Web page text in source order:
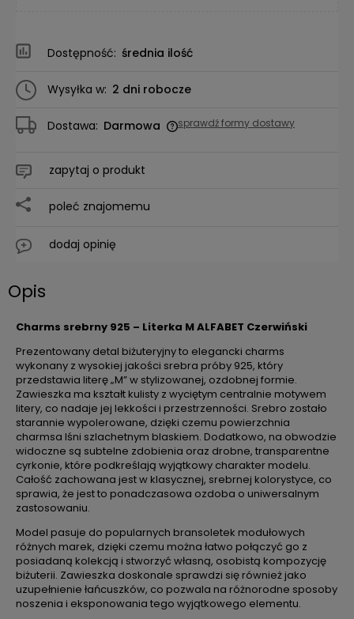
Dostępność: średnia ilość
Wysyłka w: 2 dni robocze
Dostawa: Darmowa sprawdź formy dostawy
zapytaj o produkt
poleć znajomemu
dodaj opinię
Opis
Charms srebrny 925 – Literka M ALFABET Czerwiński
Prezentowany detal biżuteryjny to elegancki charms
wykonany z wysokiej jakości srebra próby 925, który
przedstawia literę „M” w stylizowanej, ozdobnej formie.
Zawieszka ma kształt kulisty z wyciętym centralnie motywem
litery, co nadaje jej lekkości i przestrzenności. Srebro zostało
starannie wypolerowane, dzięki czemu powierzchnia
charmsa lśni szlachetnym blaskiem. Dodatkowo, na obwodzie
widoczne są subtelne zdobienia oraz drobne, transparentne
cyrkonie, które podkreślają wyjątkowy charakter modelu.
Całość zachowana jest w klasycznej, srebrnej kolorystyce, co
sprawia, że jest to ponadczasowa ozdoba o uniwersalnym
zastosowaniu.
Model pasuje do popularnych bransoletek modułowych
różnych marek, dzięki czemu można łatwo połączyć go z
posiadaną kolekcją i stworzyć własną, osobistą kompozycję
biżuterii. Zawieszka doskonale sprawdzi się również jako
uzupełnienie łańcuszków, co pozwala na różnorodne sposoby
noszenia i eksponowania tego wyjątkowego elementu.